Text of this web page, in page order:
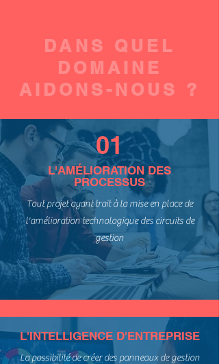
DANS QUEL
DOMAINE
AIDONS-NOUS ?
01
L'AMÉLIORATION DES
PROCESSUS
Tout projet ayant trait à la mise en place de
l'amélioration technologique des circuits de
gestion
L'INTELLIGENCE D'ENTREPRISE
La possibilité de créer des panneaux de gestion